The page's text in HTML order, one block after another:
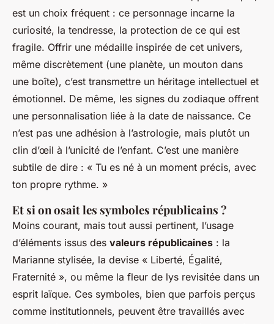
est un choix fréquent : ce personnage incarne la
curiosité, la tendresse, la protection de ce qui est
fragile. Offrir une médaille inspirée de cet univers,
même discrètement (une planète, un mouton dans
une boîte), c’est transmettre un héritage intellectuel et
émotionnel. De même, les signes du zodiaque offrent
une personnalisation liée à la date de naissance. Ce
n’est pas une adhésion à l’astrologie, mais plutôt un
clin d’œil à l’unicité de l’enfant. C’est une manière
subtile de dire : « Tu es né à un moment précis, avec
ton propre rythme. »
Et si on osait les symboles républicains ?
Moins courant, mais tout aussi pertinent, l’usage
d’éléments issus des valeurs républicaines : la
Marianne stylisée, la devise « Liberté, Égalité,
Fraternité », ou même la fleur de lys revisitée dans un
esprit laïque. Ces symboles, bien que parfois perçus
comme institutionnels, peuvent être travaillés avec